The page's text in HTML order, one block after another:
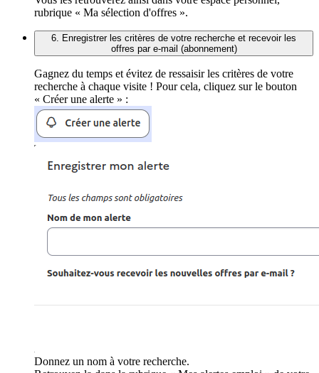
rubrique « Ma sélection d'offres ».
6. Enregistrer les critères de votre recherche et recevoir les
offres par e-mail (abonnement)
Gagnez du temps et évitez de ressaisir les critères de votre
recherche à chaque visite ! Pour cela, cliquez sur le bouton
« Créer une alerte » :
Donnez un nom à votre recherche.